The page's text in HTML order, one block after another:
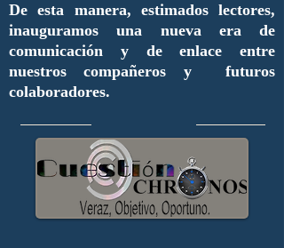
De esta manera, estimados lectores,
inauguramos una nueva era de
comunicación y de enlace entre
nuestros compañeros y futuros
colaboradores.